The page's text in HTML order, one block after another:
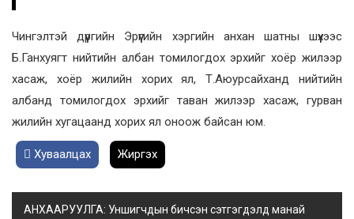
Чингэлтэй дүүргийн Эрүүгийн хэргийн анхан шатны шүүхээс
Б.Ганхуягт нийтийн албан томилогдох эрхийг хоёр жилээр
хасаж, хоёр жилийн хорих ял, Т.Аюурсайханд нийтийн
албанд томилогдох эрхийг таван жилээр хасаж, гурван
жилийн хугацаанд хорих ял оноож байсан юм.
Хуваалцах Жиргэх
АНХААРУУЛГА: Уншигчдын бичсэн сэтгэгдэлд манай